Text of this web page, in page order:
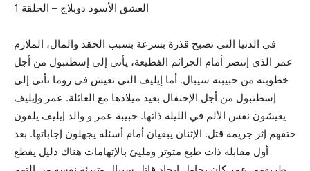
العشق الأسود دوبلاج – الحلقة 1
في الدنيا التي تصبح قذرة بسرعة بسبب الحقد والمال، الملازم
عمر الذي إنتصر أمام الجرائم الفظيعة، يأتي إلى إسطنبول من أجل
خطوبته من حبيبته سيبال. أما إيليف التي تعيش في روما تأتي إلى
إسطنبول من أجل الإحتفال بعيد ميلادها مع العائلة. عمر وإيليف
يعيشون نفس الألم في الليلة ذاتها. حبيبة عمر و والد إيليف يلقون
حتفهم إثر جريمة قتل. الإثنان يبقيان أمام أسئلة يجهلون إجاباتها. بعد
أول مقابلة ذات طبع متوتر ومليئ بالإتهامات هناك دليل يقطع